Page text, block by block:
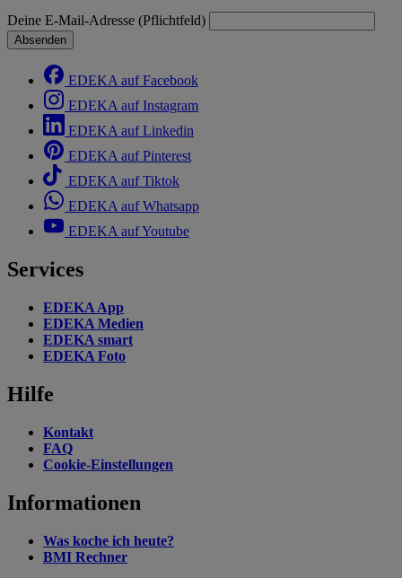
Deine E-Mail-Adresse (Pflichtfeld)
Absenden
EDEKA auf Facebook
EDEKA auf Instagram
EDEKA auf Linkedin
EDEKA auf Pinterest
EDEKA auf Tiktok
EDEKA auf Whatsapp
EDEKA auf Youtube
Services
EDEKA App
EDEKA Medien
EDEKA smart
EDEKA Foto
Hilfe
Kontakt
FAQ
Cookie-Einstellungen
Informationen
Was koche ich heute?
BMI Rechner